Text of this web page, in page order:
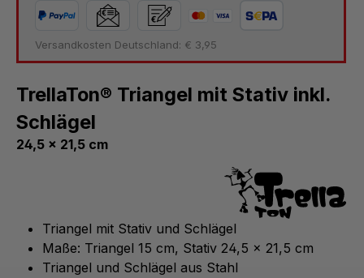
Versandkosten Deutschland: € 3,95
TrellaTon® Triangel mit Stativ inkl.
Schlägel
24,5 x 21,5 cm
Triangel mit Stativ und Schlägel
Maße: Triangel 15 cm, Stativ 24,5 x 21,5 cm
Triangel und Schlägel aus Stahl